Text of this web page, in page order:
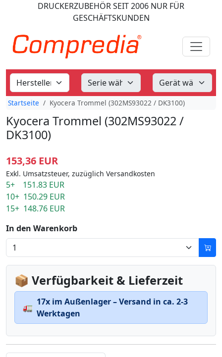
DRUCKERZUBEHÖRSEIT 2006 NUR FÜR
GESCHÄFTSKUNDEN
Startseite Kyocera Trommel (302MS93022 / DK3100)
Kyocera Trommel (302MS93022 /
DK3100)
153,36 EUR
Exkl. Umsatzsteuer, zuzüglich Versandkosten
5+ 151.83 EUR
10+ 150.29 EUR
15+ 148.76 EUR
In den Warenkorb
📦 Verfügbarkeit & Lieferzeit
🚛
17x im Außenlager – Versand in ca. 2-3
Werktagen